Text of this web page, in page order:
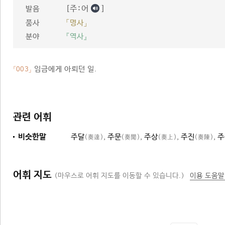
발음 [주ː어 ]
품사
「명사」
분야
『역사』
「003」 임금에게 아뢰던 일.
관련 어휘
비슷한말 주달(奏達) , 주문(奏聞) , 주상(奏上) , 주진 (奏陳) ,
어휘 지도 (마우스로 어휘 지도를 이동할 수 있습니다.) 이용 도움